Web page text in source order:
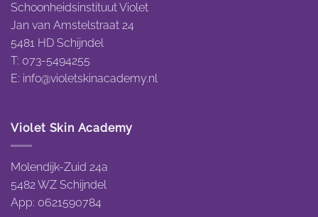
Schoonheidsinstituut Violet
Jan van Amstelstraat 24
5481 HD Schijndel
T: 073-5494255
E: info@violetskinacademy.nl
Violet Skin Academy
Molendijk-Zuid 24a
5482 WZ Schijndel
App: 0621590784